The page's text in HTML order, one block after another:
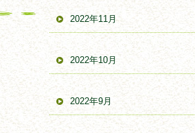
2022年11月
2022年10月
2022年9月